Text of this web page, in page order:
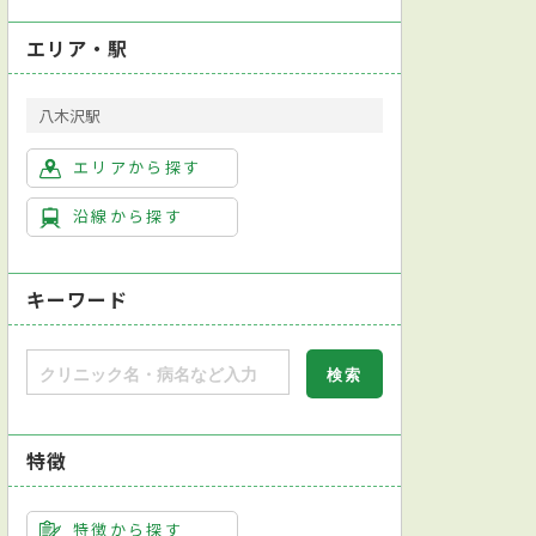
エリア・駅
八木沢駅
エリアから探す
沿線から探す
キーワード
特徴
特徴から探す